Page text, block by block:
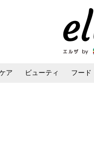
ア ビューティ フード